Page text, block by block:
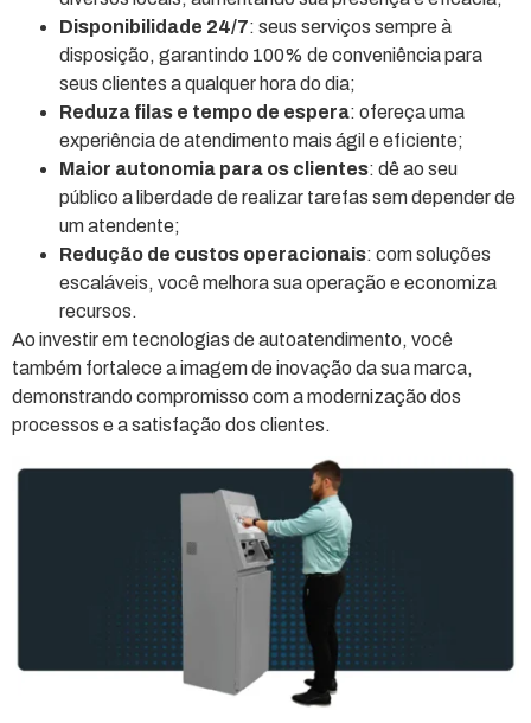
Disponibilidade 24/7: seus serviços sempre à
disposição, garantindo 100% de conveniência para
seus clientes a qualquer hora do dia;
Reduza filas e tempo de espera: ofereça uma
experiência de atendimento mais ágil e eficiente;
Maior autonomia para os clientes: dê ao seu
público a liberdade de realizar tarefas sem depender de
um atendente;
Redução de custos operacionais: com soluções
escaláveis, você melhora sua operação e economiza
recursos.
Ao investir em tecnologias de autoatendimento, você
também fortalece a imagem de inovação da sua marca,
demonstrando compromisso com a modernização dos
processos e a satisfação dos clientes.